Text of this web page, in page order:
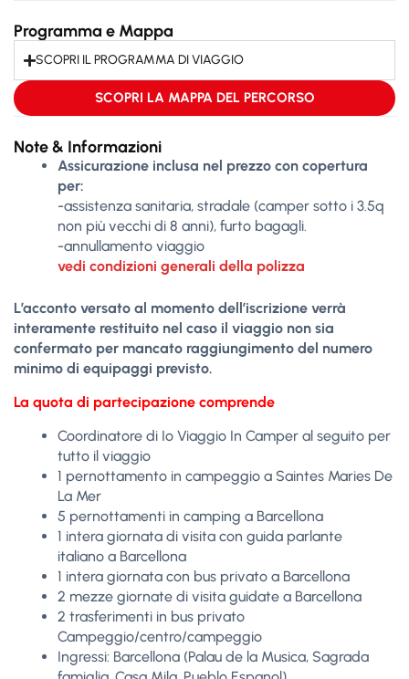
Programma e Mappa
SCOPRI IL PROGRAMMA DI VIAGGIO
SCOPRI LA MAPPA DEL PERCORSO
Note & Informazioni
Assicurazione inclusa nel prezzo con copertura
per:
-assistenza sanitaria, stradale (camper sotto i 3.5q
non più vecchi di 8 anni), furto bagagli.
-annullamento viaggio
vedi condizioni generali della polizza
L’acconto versato al momento dell’iscrizione verrà
interamente restituito nel caso il viaggio non sia
confermato per mancato raggiungimento del numero
minimo di equipaggi previsto.
La quota di partecipazione comprende
Coordinatore di Io Viaggio In Camper al seguito per
tutto il viaggio
1 pernottamento in campeggio a Saintes Maries De
La Mer
5 pernottamenti in camping a Barcellona
1 intera giornata di visita con guida parlante
italiano a Barcellona
1 intera giornata con bus privato a Barcellona
2 mezze giornate di visita guidate a Barcellona
2 trasferimenti in bus privato
Campeggio/centro/campeggio
Ingressi: Barcellona (Palau de la Musica, Sagrada